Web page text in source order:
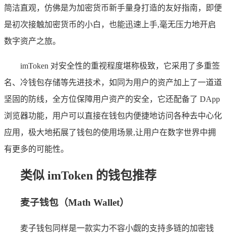
简洁直观，仿佛是为加密货币新手量身打造的友好指南，即便
是初次接触加密货币的小白，也能迅速上手,毫无压力地开启
数字资产之旅。
imToken 对安全性的重视程度堪称极致，它采用了多重签
名、冷钱包存储等先进技术，如同为用户的资产加上了一道道
坚固的防线，全方位保障用户资产的安全，它还配备了 DApp
浏览器功能，用户可以直接在钱包内便捷地访问各种去中心化
应用，极大地拓展了钱包的使用场景,让用户在数字世界中拥
有更多的可能性。
类似 imToken 的钱包推荐
麦子钱包（Math Wallet）
麦子钱包同样是一款实力不容小觑的支持多链的加密钱